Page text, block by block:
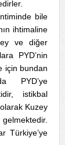
bile
ihtimaline
ve diğer
PYD’nin
için bundan
PYD’ye
istikbal
Kuzey
Türkiye’ye